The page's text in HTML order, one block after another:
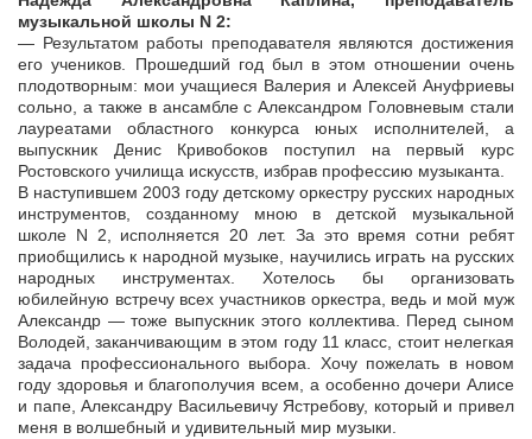
музыкальной школы N 2:
— Результатом работы преподавателя являются достижения
его учеников. Прошедший год был в этом отношении очень
плодотворным: мои учащиеся Валерия и Алексей Ануфриевы
сольно, а также в ансамбле с Александром Головневым стали
лауреатами областного конкурса юных исполнителей, а
выпускник Денис Кривобоков поступил на первый курс
Ростовского училища искусств, избрав профессию музыканта.
В наступившем 2003 году детскому оркестру русских народных
инструментов, созданному мною в детской музыкальной
школе N 2, исполняется 20 лет. За это время сотни ребят
приобщились к народной музыке, научились играть на русских
народных инструментах. Хотелось бы организовать
юбилейную встречу всех участников оркестра, ведь и мой муж
Александр — тоже выпускник этого коллектива. Перед сыном
Володей, заканчивающим в этом году 11 класс, стоит нелегкая
задача профессионального выбора. Хочу пожелать в новом
году здоровья и благополучия всем, а особенно дочери Алисе
и папе, Александру Васильевичу Ястребову, который и привел
меня в волшебный и удивительный мир музыки.